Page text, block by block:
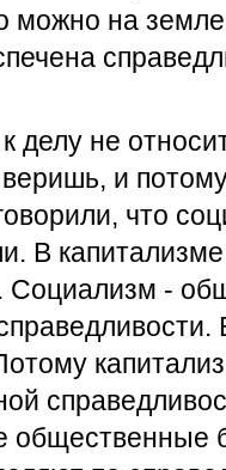
можно на
делу не
и
что
В
Социализм -
общественные